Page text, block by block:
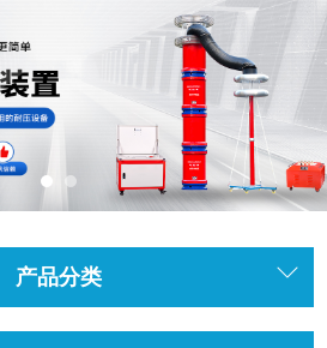
产品分类